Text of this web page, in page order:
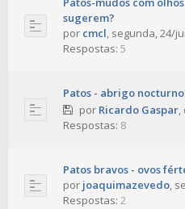
sugerem?
por cmcl, segunda, 24/
Respostas: 5
Patos - abrigo
por Ricardo Gaspar,
Respostas: 8
Patos bravos - ovos
por joaquimazevedo,
Respostas: 2